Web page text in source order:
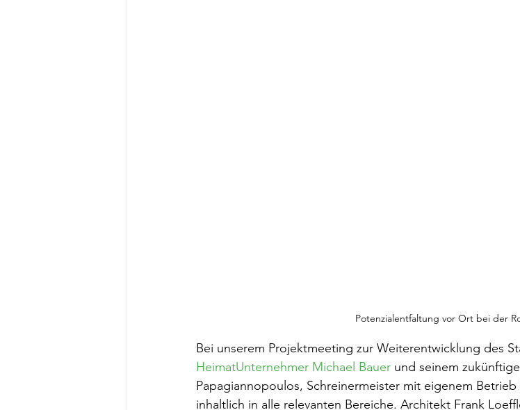
Potenzialentfaltung vor Ort bei der
Bei unserem Projektmeeting zur Weiterentwicklung des
HeimatUnternehmer Michael Bauer und seinem
Papagiannopoulos, Schreinermeister mit eigenem
inhaltlich in alle relevanten Bereiche. Architekt Frank